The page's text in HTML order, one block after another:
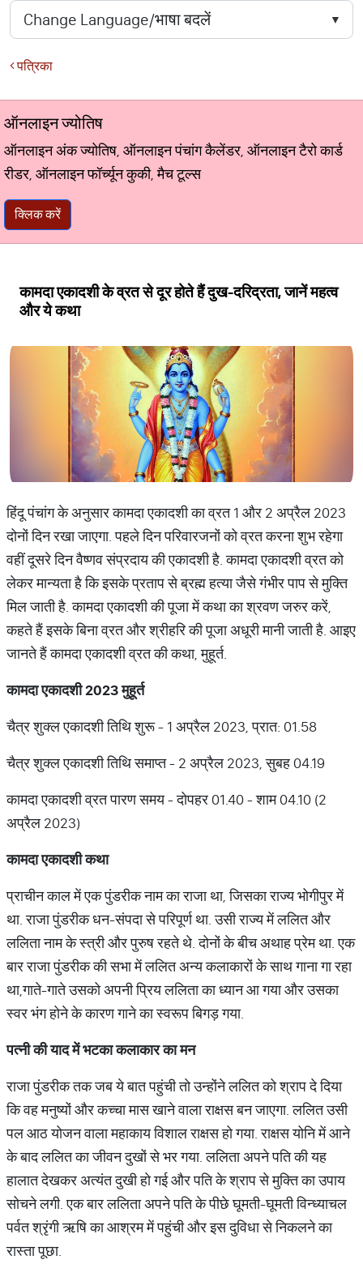
पत्रिका
ऑनलाइन ज्योतिष
ऑनलाइन अंक ज्योतिष, ऑनलाइन पंचांग कैलेंडर, ऑनलाइन टैरो कार्ड
रीडर, ऑनलाइन फॉर्च्यून कुकी, मैच टूल्स
क्लिक करें
कामदा एकादशी के व्रत से दूर होते हैं दुख-दरिद्रता, जानें महत्व
और ये कथा
हिंदू पंचांग के अनुसार कामदा एकादशी का व्रत 1 और 2 अप्रैल 2023
दोनों दिन रखा जाएगा. पहले दिन परिवारजनों को व्रत करना शुभ रहेगा
वहीं दूसरे दिन वैष्णव संप्रदाय की एकादशी है. कामदा एकादशी व्रत को
लेकर मान्यता है कि इसके प्रताप से ब्रह्म हत्या जैसे गंभीर पाप से मुक्ति
मिल जाती है. कामदा एकादशी की पूजा में कथा का श्रवण जरुर करें,
कहते हैं इसके बिना व्रत और श्रीहरि की पूजा अधूरी मानी जाती है. आइए
जानते हैं कामदा एकादशी व्रत की कथा, मुहूर्त.
कामदाएकादशी2023मुहूर्त
चैत्र शुक्ल एकादशी तिथि शुरू - 1 अप्रैल 2023, प्रात: 01.58
चैत्र शुक्ल एकादशी तिथि समाप्त - 2 अप्रैल 2023, सुबह 04.19
कामदा एकादशी व्रत पारण समय - दोपहर 01.40 - शाम 04.10 (2
अप्रैल 2023)
कामदाएकादशीकथा
प्राचीन काल में एक पुंडरीक नाम का राजा था, जिसका राज्य भोगीपुर में
था. राजा पुंडरीक धन-संपदा से परिपूर्ण था. उसी राज्य में ललित और
ललिता नाम के स्त्री और पुरुष रहते थे. दोनों के बीच अथाह प्रेम था. एक
बार राजा पुंडरीक की सभा में ललित अन्य कलाकारों के साथ गाना गा रहा
था,गाते-गाते उसको अपनी प्रिय ललिता का ध्यान आ गया और उसका
स्वर भंग होने के कारण गाने का स्वरूप बिगड़ गया.
पत्नीकीयादमेंभटकाकलाकारकामन
राजा पुंडरीक तक जब ये बात पहुंची तो उन्होंने ललित को श्राप दे दिया
कि वह मनुष्यों और कच्चा मास खाने वाला राक्षस बन जाएगा. ललित उसी
पल आठ योजन वाला महाकाय विशाल राक्षस हो गया. राक्षस योनि में आने
के बाद ललित का जीवन दुखों से भर गया. ललिता अपने पति की यह
हालात देखकर अत्यंत दुखी हो गई और पति के श्राप से मुक्ति का उपाय
सोचने लगी. एक बार ललिता अपने पति के पीछे घूमती-घूमती विन्ध्याचल
पर्वत श्रृंगी ऋषि का आश्रम में पहुंची और इस दुविधा से निकलने का
रास्ता पूछा.